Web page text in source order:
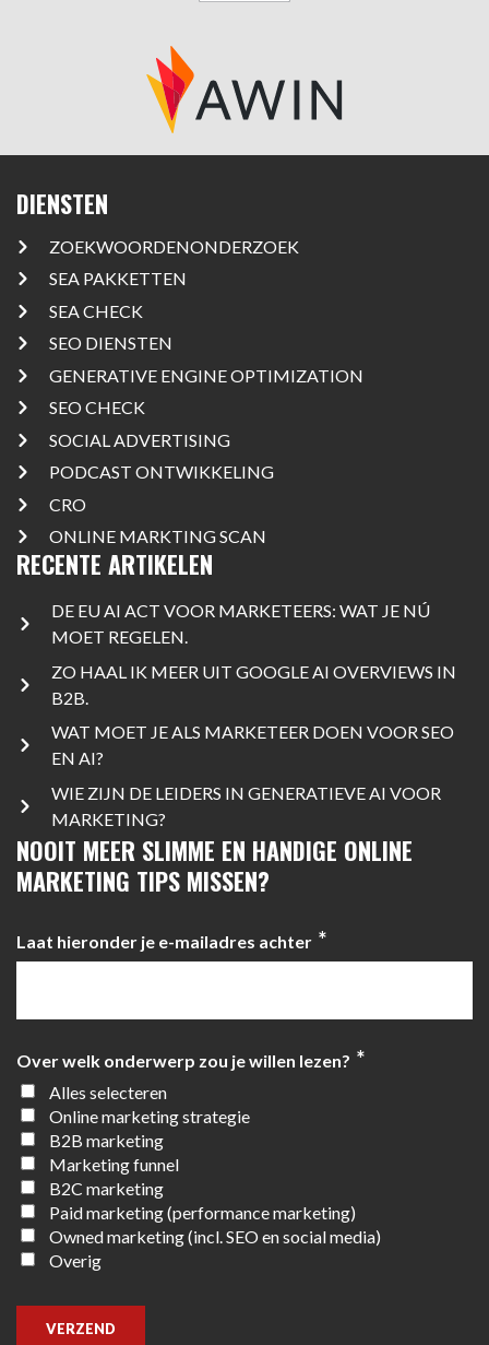
DIENSTEN
ZOEKWOORDENONDERZOEK
SEA PAKKETTEN
SEA CHECK
SEO DIENSTEN
GENERATIVE ENGINE OPTIMIZATION
SEO CHECK
SOCIAL ADVERTISING
PODCAST ONTWIKKELING
CRO
ONLINE MARKTING SCAN
RECENTE ARTIKELEN
DE EU AI ACT VOOR MARKETEERS: WAT JE NÚ
MOET REGELEN.
ZO HAAL IK MEER UIT GOOGLE AI OVERVIEWS IN
B2B.
WAT MOET JE ALS MARKETEER DOEN VOOR SEO
EN AI?
WIE ZIJN DE LEIDERS IN GENERATIEVE AI VOOR
MARKETING?
NOOIT MEER SLIMME EN HANDIGE ONLINE
MARKETING TIPS MISSEN?
Laat hieronder je e-mailadres achter *
Over welk onderwerp zou je willen lezen? *
Alles selecteren
Online marketing strategie
B2B marketing
Marketing funnel
B2C marketing
Paid marketing (performance marketing)
Owned marketing (incl. SEO en social media)
Overig
VERZEND